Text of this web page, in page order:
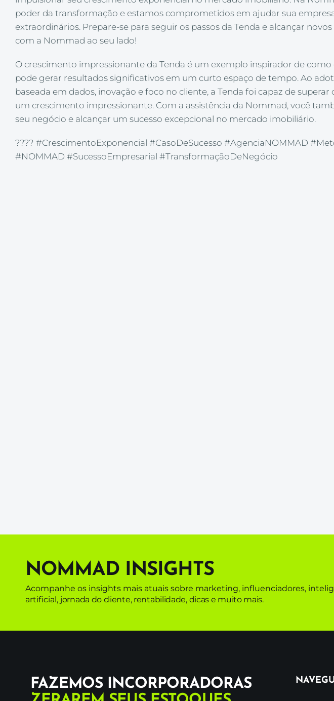
poder da transformação e estamos comprometidos em ajudar sua
extraordinários. Prepare-se para seguir os passos da Tenda e alcançar
com a Nommad ao seu lado!
O crescimento impressionante da Tenda é um exemplo inspirador de como
pode gerar resultados significativos em um curto espaço de tempo. Ao
baseada em dados, inovação e foco no cliente, a Tenda foi capaz de superar
um crescimento impressionante. Com a assistência da Nommad, você
seu negócio e alcançar um sucesso excepcional no mercado imobiliário.
???? #CrescimentoExponencial #CasoDeSucesso #AgenciaNOMMAD
#NOMMAD #SucessoEmpresarial #TransformaçãoDeNegócio
NOMMAD INSIGHTS
Acompanhe os insights mais atuais sobre marketing, influenciadores,
artificial, jornada do cliente, rentabilidade, dicas e muito mais.
FAZEMOS INCORPORADORAS